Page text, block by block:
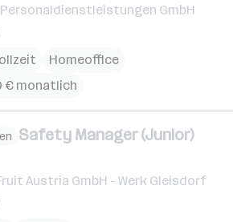
GmbH
Homeoffice
€ monatlich
Safety Manager (Junior)
Austria GmbH - Werk Gleisdorf